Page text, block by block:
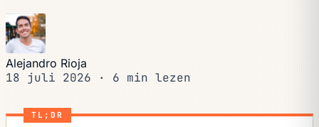
Alejandro Rioja
18 juli 2026 · 6 min lezen
TL;DR